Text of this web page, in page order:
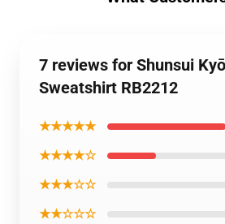
7 reviews for Shunsui
Sweatshirt RB2212
★★★★★
★★★★☆
★★★☆☆
★★☆☆☆